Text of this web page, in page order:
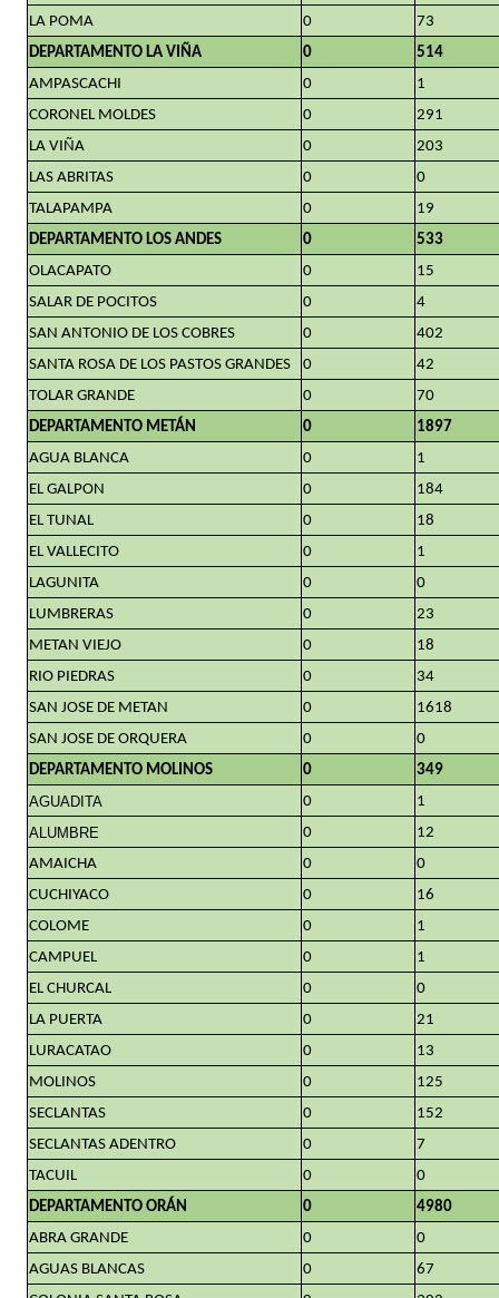
LA POMA
0
73
DEPARTAMENTO LA VIÑA
0
514
AMPASCACHI
0
1
CORONEL MOLDES
0
291
LA VIÑA
0
203
LAS ABRITAS
0
0
TALAPAMPA
0
19
DEPARTAMENTO LOS ANDES
0
533
OLACAPATO
0
15
SALAR DE POCITOS
0
4
SAN ANTONIO DE LOS COBRES
0
402
SANTA ROSA DE LOS PASTOS GRANDES
0
42
TOLAR GRANDE
0
70
DEPARTAMENTO METÁN
0
1897
AGUA BLANCA
0
1
EL GALPON
0
184
EL TUNAL
0
18
EL VALLECITO
0
1
LAGUNITA
0
0
LUMBRERAS
0
23
METAN VIEJO
0
18
RIO PIEDRAS
0
34
SAN JOSE DE METAN
0
1618
SAN JOSE DE ORQUERA
0
0
DEPARTAMENTO MOLINOS
0
349
AGUADITA
0
1
ALUMBRE
0
12
AMAICHA
0
0
CUCHIYACO
0
16
COLOME
0
1
CAMPUEL
0
1
EL CHURCAL
0
0
LA PUERTA
0
21
LURACATAO
0
13
MOLINOS
0
125
SECLANTAS
0
152
SECLANTAS ADENTRO
0
7
TACUIL
0
0
DEPARTAMENTO ORÁN
0
4980
ABRA GRANDE
0
0
AGUAS BLANCAS
0
67